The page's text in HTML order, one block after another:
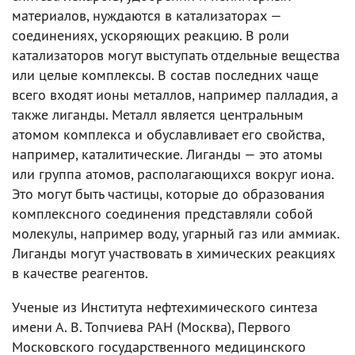
материалов, нуждаются в катализаторах —
соединениях, ускоряющих реакцию. В роли
катализаторов могут выступать отдельные вещества
или целые комплексы. В состав последних чаще
всего входят ионы металлов, например палладия, а
также лиганды. Металл является центральным
атомом комплекса и обуславливает его свойства,
например, каталитические. Лиганды — это атомы
или группа атомов, располагающихся вокруг иона.
Это могут быть частицы, которые до образования
комплексного соединения представляли собой
молекулы, например воду, угарный газ или аммиак.
Лиганды могут участвовать в химических реакциях
в качестве реагентов.
Ученые из Института нефтехимического синтеза
имени А. В. Топчиева РАН (Москва), Первого
Московского государственного медицинского